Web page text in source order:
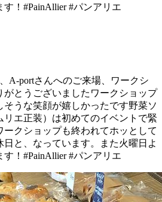
！#PainAllier #パンアリエ
A-portさんへのご来場、ワークシ
がとうございましたワークショップ
そうな笑顔が嬉しかったです野菜ソ
リエ正装）は初めてのイベントで緊
クショップも終われてホッとして
日と、なっています。また火曜日よ
！#PainAllier #パンアリエ